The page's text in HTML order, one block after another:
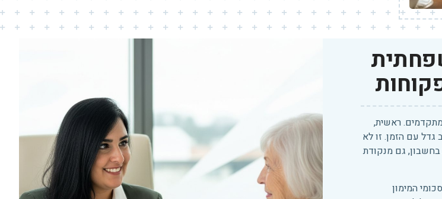
ראשית,
עם הזמן. זו לא
גם מנקודת
המימון